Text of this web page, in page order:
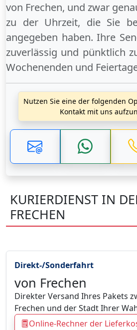
von Frechen, und zwar
zu der Uhrzeit, die Sie
angegeben haben. Ihre
zuverlässig und pünktlich
Wochenenden und
Nutzen Sie eine der folgenden
Kontakt mit uns
KURIERDIENST IN
FRECHEN
Direkt-/Sonderfahrt
von Frechen
Direkter Versand Ihres Pakets
Frechen und der Stadt Ihrer
Online-Rechner der